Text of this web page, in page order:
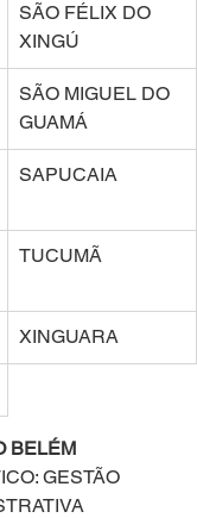
SÃO FÉLIX DO
XINGÚ
SÃO MIGUEL DO
GUAMÁ
SAPUCAIA
TUCUMÃ
XINGUARA
BELÉM
GESTÃO